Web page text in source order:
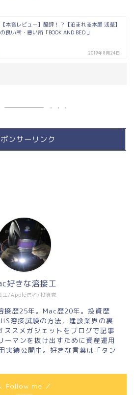
【本音レビュー】酷評！？【泊まれる本屋 浅草】
の良い所・悪い所「BOOK AND BED 」
2019年8月24日
ンサーリンク
工/Apple信者/投資家
好きな溶接工
接歴25年。Mac歴20年。投資歴
溶接試験の方法，建設業界の裏
ススメガジェットをブログで記事
ーマンを抜け出すために資産運用
実績公開中。好きな言葉は「タン
Follow me ／